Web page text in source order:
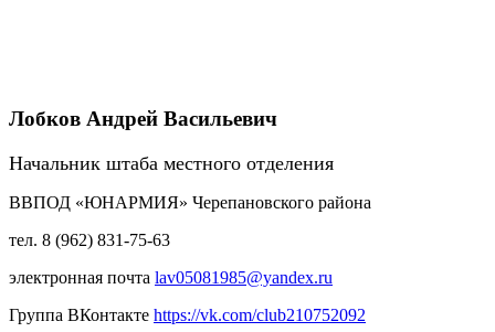
Лобков Андрей Васильевич
Начальник штаба местного отделения
ВВПОД «ЮНАРМИЯ» Черепановского района
тел. 8 (962) 831-75-63
электронная почта lav05081985@yandex.ru
Группа ВКонтакте https://vk.com/club210752092